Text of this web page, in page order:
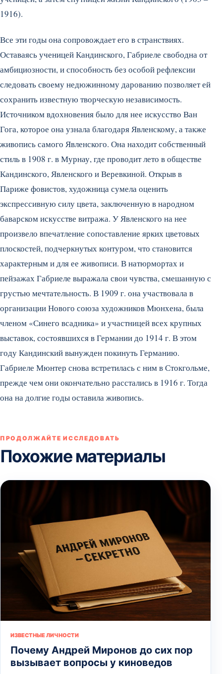
1916).
Все эти годы она сопровождает его в странствиях.
Оставаясь ученицей Кандинского, Габриеле свободна от
амбициозности, и способность без особой рефлексии
следовать своему недюжинному дарованию позволяет ей
сохранить известную творческую независимость.
Источником вдохновения было для нее искусство Ван
Гога, которое она узнала благодаря Явленскому, а также
живопись самого Явленского. Она находит собственный
стиль в 1908 г. в Мурнау, где проводит лето в обществе
Кандинского, Явленского и Веревкиной. Открыв в
Париже фовистов, художница сумела оценить
экспрессивную силу цвета, заключенную в народном
баварском искусстве витража. У Явленского на нее
произвело впечатление сопоставление ярких цветовых
плоскостей, подчеркнутых контуром, что становится
характерным и для ее живописи. В натюрмортах и
пейзажах Габриеле выражала свои чувства, смешанную с
грустью мечтательность. В 1909 г. она участвовала в
организации Нового союза художников Мюнхена, была
членом «Синего всадника» и участницей всех крупных
выставок, состоявшихся в Германии до 1914 г. В этом
году Кандинский вынужден покинуть Германию.
Габриеле Мюнтер снова встретилась с ним в Стокгольме,
прежде чем они окончательно расстались в 1916 г. Тогда
она на долгие годы оставила живопись.
ПРОДОЛЖАЙТЕ ИССЛЕДОВАТЬ
Похожие материалы
ИЗВЕСТНЫЕ ЛИЧНОСТИ
Почему Андрей Миронов до сих пор
вызывает вопросы у киноведов